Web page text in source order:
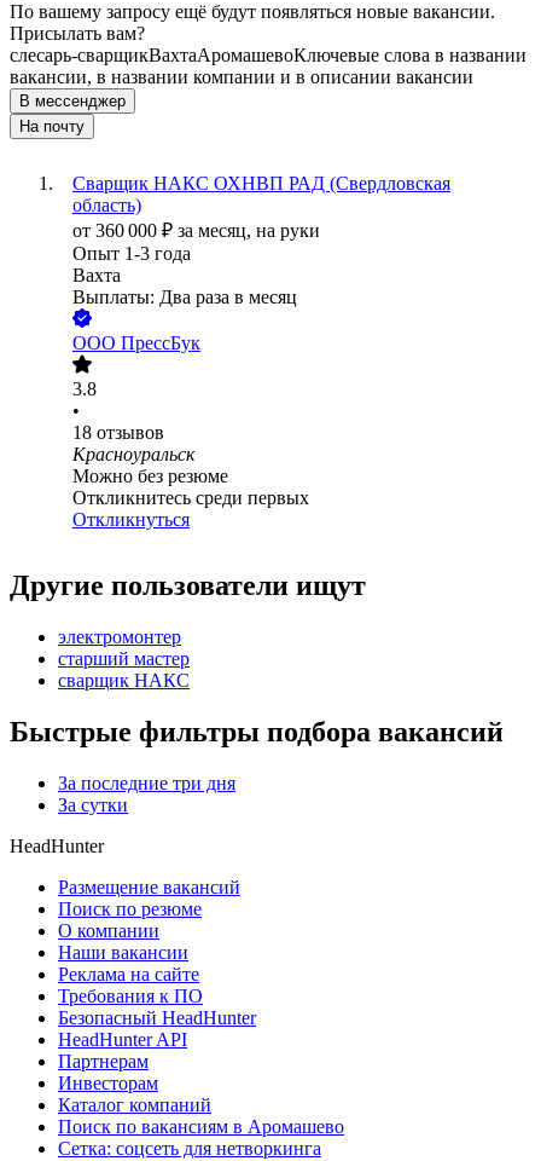
По вашему запросу ещё будут появляться новые вакансии.
Присылать вам?
слесарь-сварщикВахтаАромашевоКлючевые слова в названии
вакансии, в названии компании и в описании вакансии
В мессенджер
На почту
Сварщик НАКС ОХНВП РАД (Свердловская
область)
от 360 000 ₽ за месяц, на руки
Опыт 1-3 года
Вахта
Выплаты: Два раза в месяц
ООО ПрессБук
3.8
•
18 отзывов
Красноуральск
Можно без резюме
Откликнитесь среди первых
Откликнуться
Другие пользователи ищут
электромонтер
старший мастер
сварщик НАКС
Быстрые фильтры подбора вакансий
За последние три дня
За сутки
HeadHunter
Размещение вакансий
Поиск по резюме
О компании
Наши вакансии
Реклама на сайте
Требования к ПО
Безопасный HeadHunter
HeadHunter API
Партнерам
Инвесторам
Каталог компаний
Поиск по вакансиям в Аромашево
Сетка: соцсеть для нетворкинга